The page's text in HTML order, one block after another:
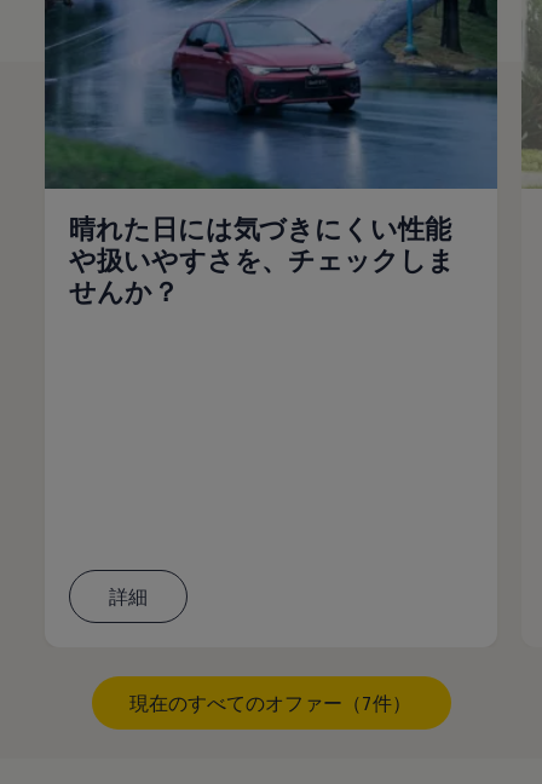
晴れた日には気づきにくい性能
や扱いやすさを、チェックしま
せんか？
詳細
現在のすべてのオファー（7件）